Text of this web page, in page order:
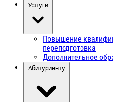
Услуги
Повышение
переподготовка
Дополнительное
Абитуриенту